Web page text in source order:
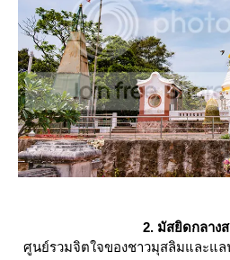
2. มัสยิดกลาง
ศูนย์รวมจิตใจของชาวมุสลิมและแ